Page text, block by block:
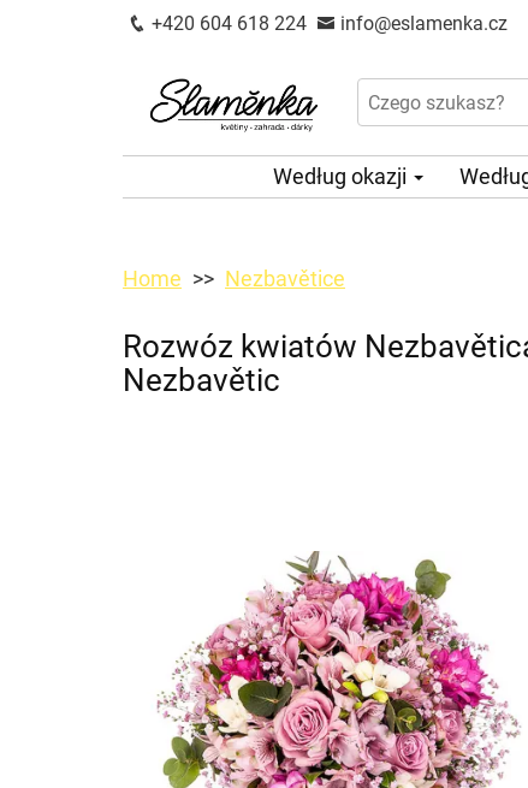
+420 604 618 224 info@eslamenka.cz
Według okazji
Home Nezbavětice
Rozwóz kwiatów
Nezbavětic